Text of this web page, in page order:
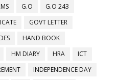
G.O
G.O 243
GOVT LETTER
HAND BOOK
HM DIARY HRA
ICT
INDEPENDENCE DAY